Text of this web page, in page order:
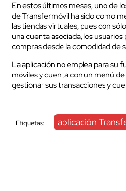
En estos últimos meses, uno de
de Transfermóvil ha sido como
las tiendas virtuales, pues con
una cuenta asociada, los
compras desde la comodidad de
La aplicación no emplea para su
móviles y cuenta con un menú
gestionar sus transacciones y
Etiquetas: aplicación